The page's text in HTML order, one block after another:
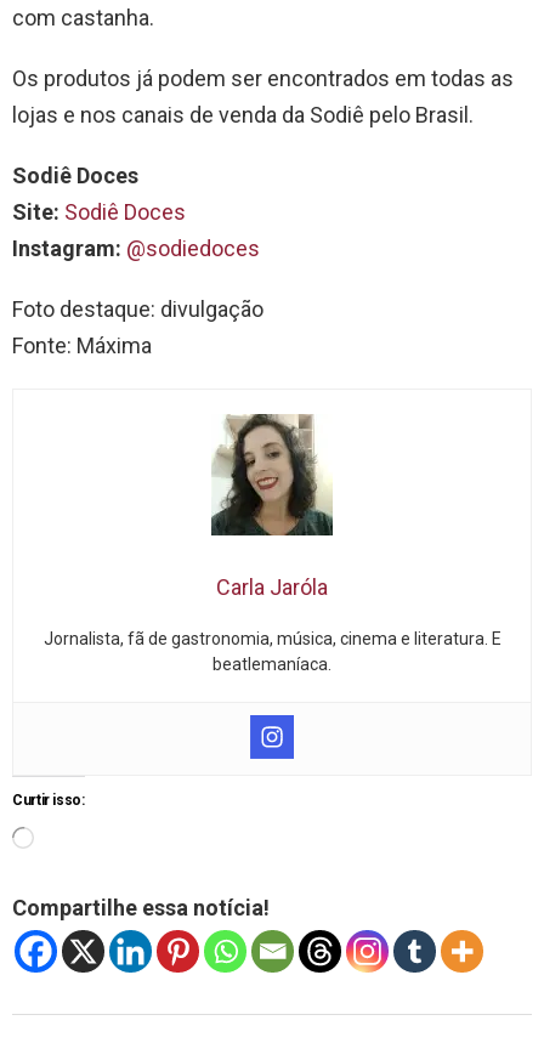
com castanha.
Os produtos já podem ser encontrados em todas as
lojas e nos canais de venda da Sodiê pelo Brasil.
Sodiê Doces
Site: Sodiê Doces
Instagram: @sodiedoces
Foto destaque: divulgação
Fonte: Máxima
Carla Jaróla
Jornalista, fã de gastronomia, música, cinema e literatura. E
beatlemaníaca.
Curtir isso:
Compartilhe essa notícia!